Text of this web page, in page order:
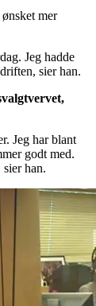
mer
Jeg hadde
sier han.
Jeg har blant
godt med.
han.